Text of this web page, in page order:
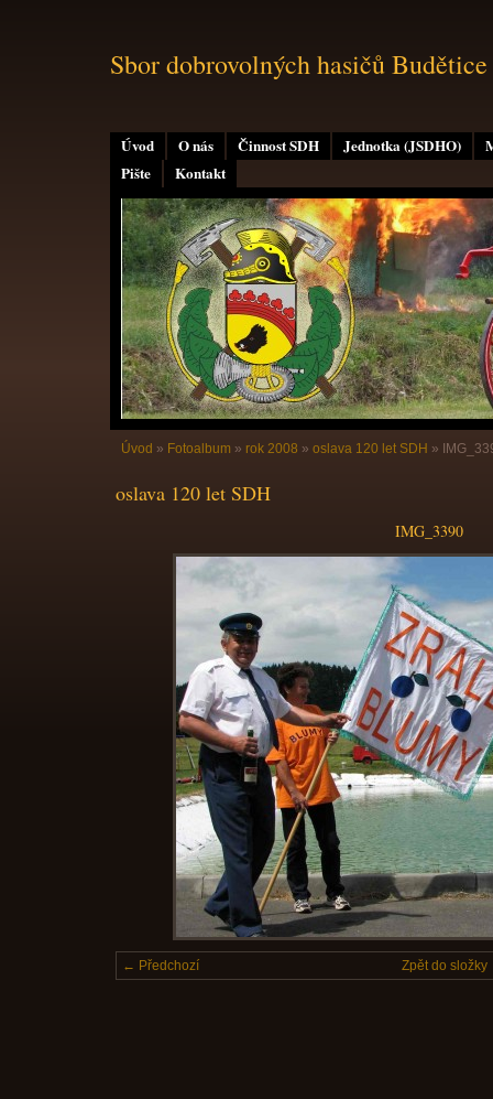
Úvod O nás Činnost SDH Jednotka (JSDHO)
Pište
Kontakt
Sbor dobrovolných hasičů Budětice
Úvod » Fotoalbum » rok 2008 » oslava 120 let SDH »
oslava 120 let SDH
IMG_3390
← Předchozí Zpět do složky